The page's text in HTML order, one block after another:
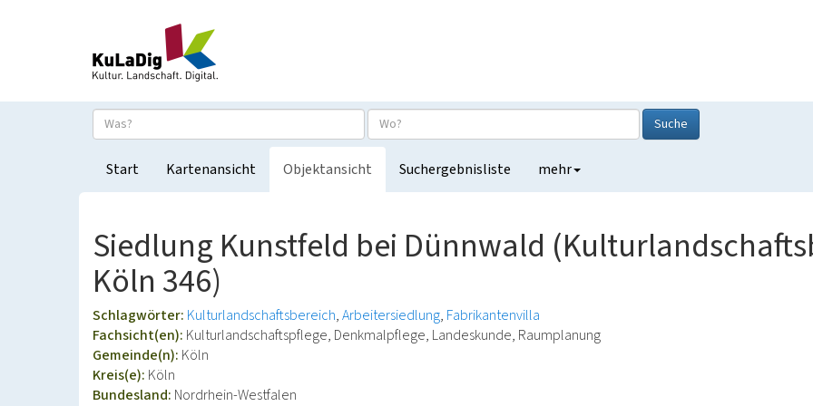
Suche
Start Kartenansicht Objektansicht Suchergebnisliste mehr
Siedlung Kunstfeld bei Dünnwald
Köln 346)
Schlagwörter: Kulturlandschaftsbereich Arbeitersiedlung Fabrikantenvilla
Fachsicht(en): Kulturlandschaftspflege, Denkmalpflege, Landeskunde, Raumplanung
Gemeinde(n): Köln
Kreis(e): Köln
Bundesland: Nordrhein-Westfalen